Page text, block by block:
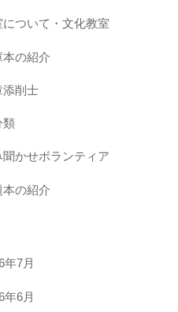
について・文化教室
本の紹介
添削士
類
聞かせボランティア
本の紹介
年7月
年6月